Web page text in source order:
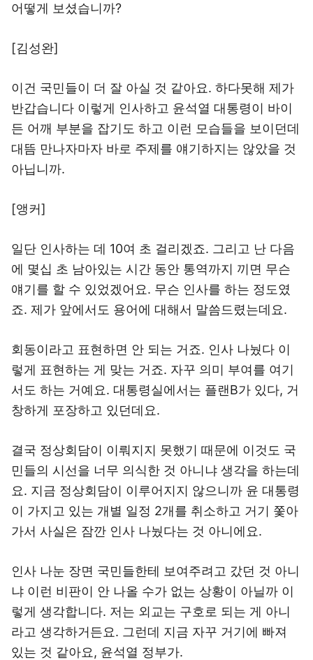
어떻게 보셨습니까?
[김성완]
이건 국민들이 더 잘 아실 것 같아요. 하다못해 제가
반갑습니다 이렇게 인사하고 윤석열 대통령이 바이
든 어깨 부분을 잡기도 하고 이런 모습들을 보이던데
대뜸 만나자마자 바로 주제를 얘기하지는 않았을 것
아닙니까.
[앵커]
일단 인사하는 데 10여 초 걸리겠죠. 그리고 난 다음
에 몇십 초 남아있는 시간 동안 통역까지 끼면 무슨
얘기를 할 수 있었겠어요. 무슨 인사를 하는 정도였
죠. 제가 앞에서도 용어에 대해서 말씀드렸는데요.
회동이라고 표현하면 안 되는 거죠. 인사 나눴다 이
렇게 표현하는 게 맞는 거죠. 자꾸 의미 부여를 여기
서도 하는 거예요. 대통령실에서는 플랜B가 있다, 거
창하게 포장하고 있던데요.
결국 정상회담이 이뤄지지 못했기 때문에 이것도 국
민들의 시선을 너무 의식한 것 아니냐 생각을 하는데
요. 지금 정상회담이 이루어지지 않으니까 윤 대통령
이 가지고 있는 개별 일정 2개를 취소하고 거기 쫓아
가서 사실은 잠깐 인사 나눴다는 것 아니에요.
인사 나눈 장면 국민들한테 보여주려고 갔던 것 아니
냐 이런 비판이 안 나올 수가 없는 상황이 아닐까 이
렇게 생각합니다. 저는 외교는 구호로 되는 게 아니
라고 생각하거든요. 그런데 지금 자꾸 거기에 빠져
있는 것 같아요, 윤석열 정부가.